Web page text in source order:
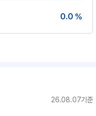
0.0 %
26.08.07기준